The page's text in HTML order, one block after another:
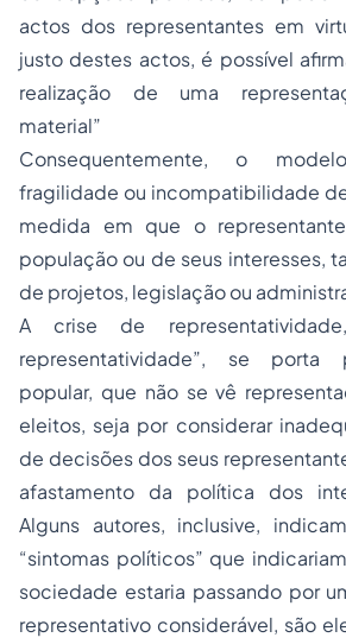
actos dos representantes em
justo destes actos, é possível
realização de uma
material”
Consequentemente, o
fragilidade ou incompatibilidade
medida em que o
população ou de seus interesses,
de projetos, legislação ou
A crise de
representatividade”, se porta
popular, que não se vê
eleitos, seja por considerar
de decisões dos seus
afastamento da política dos
Alguns autores, inclusive,
“sintomas políticos” que
sociedade estaria passando por
representativo considerável, são